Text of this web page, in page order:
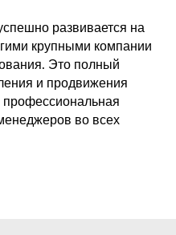
развивается на
крупными компании
Это полный
и продвижения
во всех